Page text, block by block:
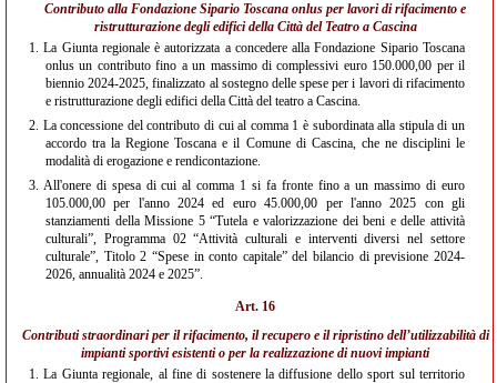
Contributo alla Fondazione Sipario Toscana onlus per lavori di rifacimento e
ristrutturazione degli edifici della Città del Teatro a Cascina
1. La Giunta regionale è autorizzata a concedere alla Fondazione Sipario Toscana
onlus un contributo fino a un massimo di complessivi euro 150.000,00 per il
biennio 2024-2025, finalizzato al sostegno delle spese per i lavori di rifacimento
e ristrutturazione degli edifici della Città del teatro a Cascina.
2. La concessione del contributo di cui al comma 1 è subordinata alla stipula di un
accordo tra la Regione Toscana e il Comune di Cascina, che ne disciplini le
modalità di erogazione e rendicontazione.
3. All'onere di spesa di cui al comma 1 si fa fronte fino a un massimo di euro
105.000,00 per l'anno 2024 ed euro 45.000,00 per l'anno 2025 con gli
stanziamenti della Missione 5 “Tutela e valorizzazione dei beni e delle attività
culturali”, Programma 02 “Attività culturali e interventi diversi nel settore
culturale”, Titolo 2 “Spese in conto capitale” del bilancio di previsione 2024-
2026, annualità 2024 e 2025”.
Art. 16
Contributi straordinari per il rifacimento, il recupero e il ripristino dell’utilizzabilità di
impianti sportivi esistenti o per la realizzazione di nuovi impianti
1. La Giunta regionale, al fine di sostenere la diffusione dello sport sul territorio